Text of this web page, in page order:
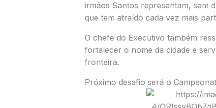
irmãos Santos representam, sem
que tem atraído cada vez mais
O chefe do Executivo também
fortalecer o nome da cidade e
fronteira.
Próximo desafio será o